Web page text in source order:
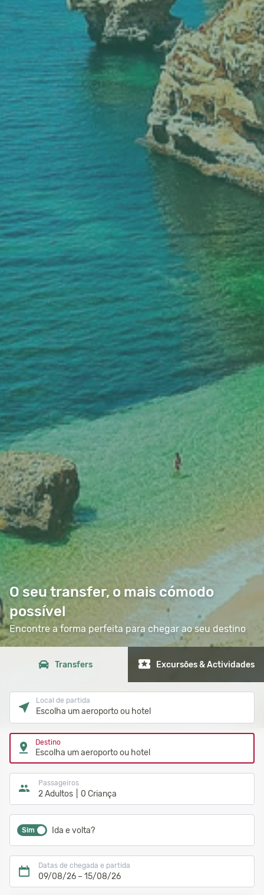
O seu transfer, o mais cómodo
possível
Encontre a forma perfeita para chegar ao seu destino
Transfers Excursões & Actividades
Local de partida
Escolha um aeroporto ou hotel
Destino
Escolha um aeroporto ou hotel
Passageiros
2 Adultos 0 Criança
Sim Ida e volta?
Datas de chegada e partida
09/08/26 – 15/08/26